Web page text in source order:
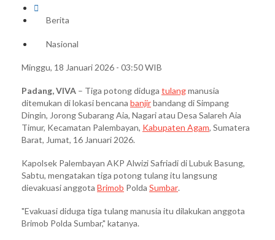

Berita
Nasional
Minggu, 18 Januari 2026 - 03:50 WIB
Padang, VIVA – Tiga potong diduga tulangmanusia
ditemukan di lokasi bencana banjirbandang di Simpang
Dingin, Jorong Subarang Aia, Nagari atau Desa Salareh Aia
Timur, Kecamatan Palembayan, Kabupaten Agam, Sumatera
Barat, Jumat, 16 Januari 2026.
Kapolsek Palembayan AKP Alwizi Safriadi di Lubuk Basung,
Sabtu, mengatakan tiga potong tulang itu langsung
dievakuasi anggota Brimob Polda Sumbar.
"Evakuasi diduga tiga tulang manusia itu dilakukan anggota
Brimob Polda Sumbar," katanya.